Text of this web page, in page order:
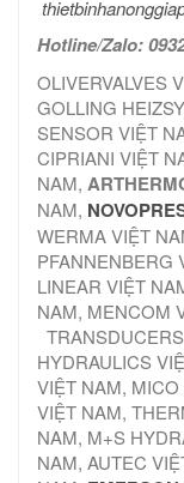
Hotline/Zalo:
OLIVERVALVES
GOLLING
SENSOR VIỆT
CIPRIANI VIỆT
NAM,
NAM,
WERMA VIỆT
PFANNENBERG
LINEAR VIỆT
NAM, MENCOM
HYDRAULICS
VIỆT NAM,
VIỆT NAM,
NAM, M+S
NAM, AUTEC